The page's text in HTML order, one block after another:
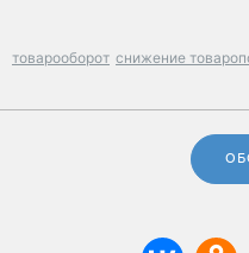
товарооборот снижение